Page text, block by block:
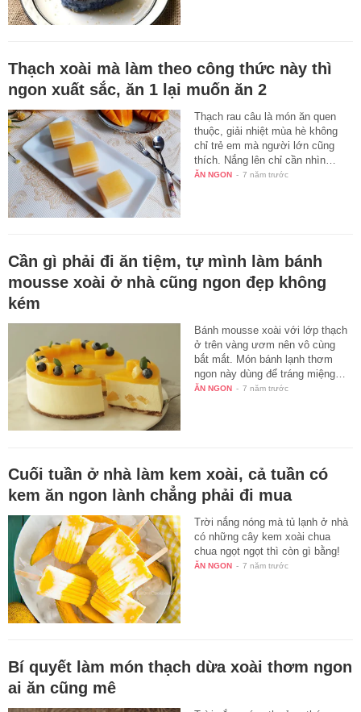
Thạch xoài mà làm theo công thức này thì
ngon xuất sắc, ăn 1 lại muốn ăn 2
Thạch rau câu là món ăn quen
thuộc, giải nhiệt mùa hè không
chỉ trẻ em mà người lớn cũng
thích. Nắng lên chỉ cần nhìn…
ĂN NGON - 7 năm trước
Cần gì phải đi ăn tiệm, tự mình làm bánh
mousse xoài ở nhà cũng ngon đẹp không
kém
Bánh mousse xoài với lớp thạch
ở trên vàng ươm nên vô cùng
bắt mắt. Món bánh lạnh thơm
ngon này dùng để tráng miệng…
ĂN NGON - 7 năm trước
Cuối tuần ở nhà làm kem xoài, cả tuần có
kem ăn ngon lành chẳng phải đi mua
Trời nắng nóng mà tủ lạnh ở nhà
có những cây kem xoài chua
chua ngọt ngọt thì còn gì bằng!
ĂN NGON - 7 năm trước
Bí quyết làm món thạch dừa xoài thơm ngon
ai ăn cũng mê